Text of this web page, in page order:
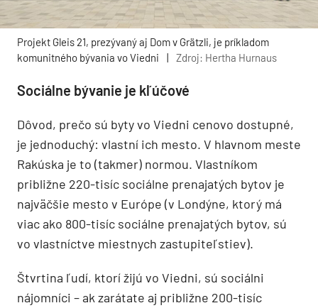
Projekt Gleis 21, prezývaný aj Dom v Grätzli, je príkladom
komunitného bývania vo Viedni
| Zdroj: Hertha Hurnaus
Sociálne bývanie je kľúčové
Dôvod, prečo sú byty vo Viedni cenovo dostupné,
je jednoduchý: vlastní ich mesto. V hlavnom meste
Rakúska je to (takmer) normou. Vlastníkom
približne 220-tisíc sociálne prenajatých bytov je
najväčšie mesto v Európe (v Londýne, ktorý má
viac ako 800-tisíc sociálne prenajatých bytov, sú
vo vlastníctve miestnych zastupiteľstiev).
Štvrtina ľudí, ktorí žijú vo Viedni, sú sociálni
nájomníci – ak zarátate aj približne 200-tisíc